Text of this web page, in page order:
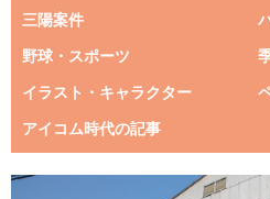
三陽案件
野球・スポーツ
イラスト・キャラクター
アイコム時代の記事